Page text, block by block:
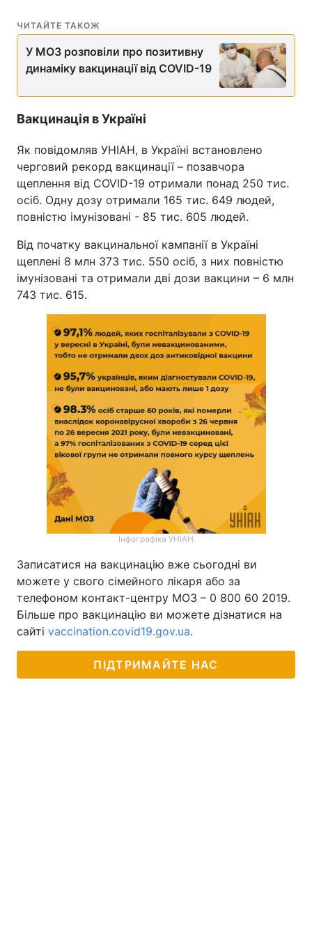
ЧИТАЙТЕ ТАКОЖ
У МОЗ розповіли про позитивну
динаміку вакцинації від COVID-19
Вакцинація в Україні
Як повідомляв УНІАН, в Україні встановлено
черговий рекорд вакцинації – позавчора
щеплення від COVID-19 отримали понад 250 тис.
осіб. Одну дозу отримали 165 тис. 649 людей,
повністю імунізовані - 85 тис. 605 людей.
Від початку вакцинальної кампанії в Україні
щеплені 8 млн 373 тис. 550 осіб, з них повністю
імунізовані та отримали дві дози вакцини – 6 млн
743 тис. 615.
Інфографіка УНІАН
Записатися на вакцинацію вже сьогодні ви
можете у свого сімейного лікаря або за
телефоном контакт-центру МОЗ – 0 800 60 2019.
Більше про вакцинацію ви можете дізнатися на
сайті vaccination.covid19.gov.ua.
ПІДТРИМАЙТЕ НАС